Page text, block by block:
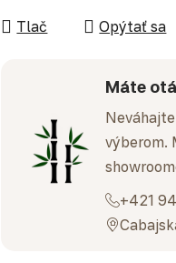
Tlač Opýtať sa
Máte
výberom.
+421